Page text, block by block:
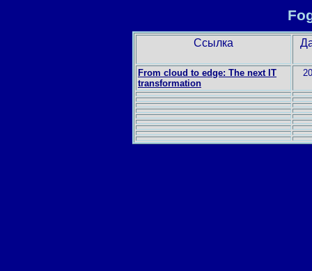
Ссылка
From cloud to edge: The next IT
transformation